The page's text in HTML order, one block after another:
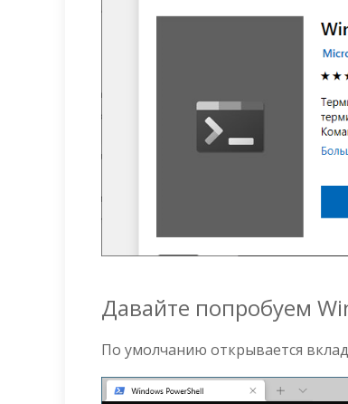
Давайте попробуем
По умолчанию открывается